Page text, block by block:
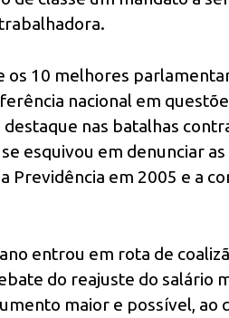
os 10 melhores
nacional em
nas batalhas
esquivou em denunciar
Previdência em 2005 e a
entrou em rota de
do reajuste do salário
maior e possível, ao